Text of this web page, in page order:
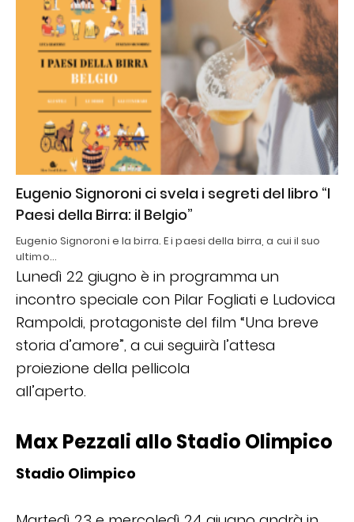
Eugenio Signoroni ci svela i segreti del libro “I
Paesi della Birra: il Belgio”
Eugenio Signoroni e la birra. E i paesi della birra, a cui il suo
ultimo…
Lunedì 22 giugno è in programma un
incontro speciale con Pilar Fogliati e Ludovica
Rampoldi, protagoniste del film “Una breve
storia d’amore”, a cui seguirà l’attesa
proiezione della pellicola
all’aperto.
Max Pezzali allo Stadio Olimpico
Stadio Olimpico